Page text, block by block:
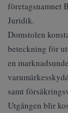
företagsnamnet
Juridik.
Domstolen
beteckning för
en
samt
Utgången blir